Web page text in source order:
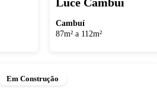
Cambuí
87m² a 112m²
Em Construção